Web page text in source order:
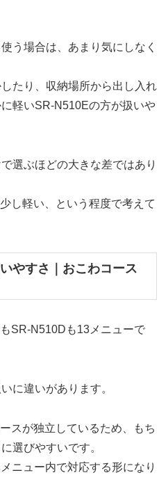
う場合は、あまり気にしなく
たり、収納場所から出し入れ
軽いSR-N510Eの方が扱いや
選ぶほどの大きな差ではあり
し軽い、という程度で考えて
やすさ｜おこわコース
SR-N510Dも13メニューで
に違いがあります。
スが独立しているため、もち
選びやすいです。
ニュー内で対応する形になり